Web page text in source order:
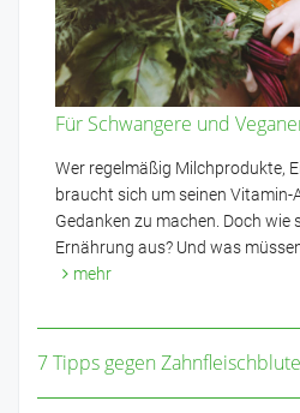
Für Schwangere und
Wer regelmäßig Milchprodukte,
braucht sich um seinen Vitamin-
Gedanken zu machen. Doch wie
Ernährung aus? Und was
mehr
7 Tipps gegen